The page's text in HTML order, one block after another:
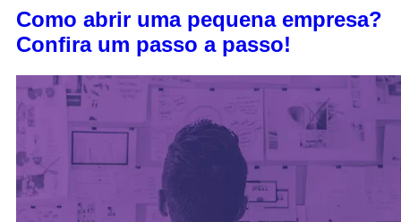
Como abrir uma pequena empresa?
Confira um passo a passo!